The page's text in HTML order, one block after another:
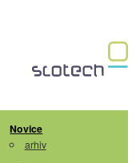
Novice
arhiv